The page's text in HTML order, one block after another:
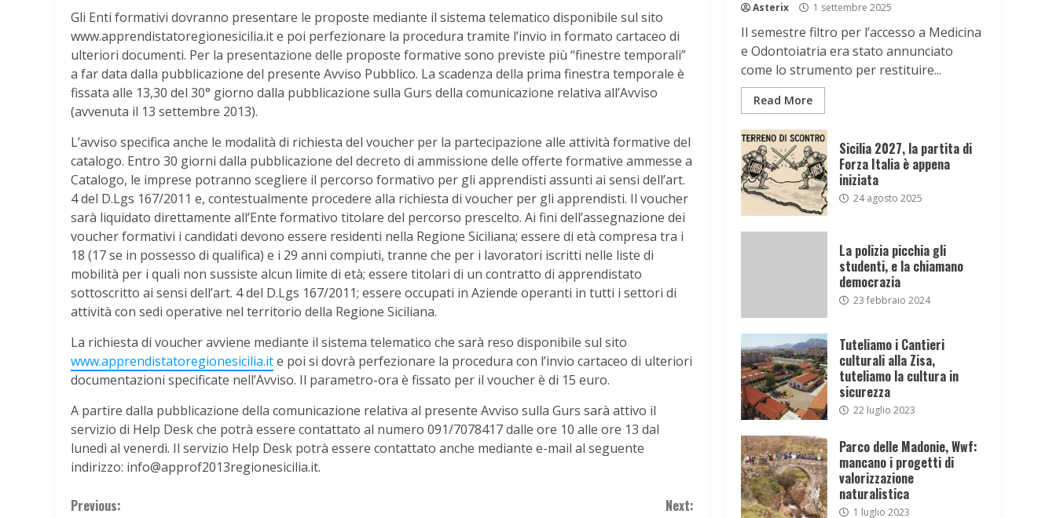
Gli Enti formativi dovranno presentare le proposte mediante il sistema telematico disponibile sul sito
www.apprendistatoregionesicilia.it e poi perfezionare la procedura tramite l’invio in formato cartaceo di
ulteriori documenti. Per la presentazione delle proposte formative sono previste più “finestre temporali”
a far data dalla pubblicazione del presente Avviso Pubblico. La scadenza della prima finestra temporale è
fissata alle 13,30 del 30° giorno dalla pubblicazione sulla Gurs della comunicazione relativa all’Avviso
(avvenuta il 13 settembre 2013).
L’avviso specifica anche le modalità di richiesta del voucher per la partecipazione alle attività formative del
catalogo. Entro 30 giorni dalla pubblicazione del decreto di ammissione delle offerte formative ammesse a
Catalogo, le imprese potranno scegliere il percorso formativo per gli apprendisti assunti ai sensi dell’art.
4 del D.Lgs 167/2011 e, contestualmente procedere alla richiesta di voucher per gli apprendisti. Il voucher
sarà liquidato direttamente all’Ente formativo titolare del percorso prescelto. Ai fini dell’assegnazione dei
voucher formativi i candidati devono essere residenti nella Regione Siciliana; essere di età compresa tra i
18 (17 se in possesso di qualifica) e i 29 anni compiuti, tranne che per i lavoratori iscritti nelle liste di
mobilità per i quali non sussiste alcun limite di età; essere titolari di un contratto di apprendistato
sottoscritto ai sensi dell’art. 4 del D.Lgs 167/2011; essere occupati in Aziende operanti in tutti i settori di
attività con sedi operative nel territorio della Regione Siciliana.
La richiesta di voucher avviene mediante il sistema telematico che sarà reso disponibile sul sito
www.apprendistatoregionesicilia.ite poi si dovrà perfezionare la procedura con l’invio cartaceo di ulteriori
documentazioni specificate nell’Avviso. Il parametro-ora è fissato per il voucher è di 15 euro.
A partire dalla pubblicazione della comunicazione relativa al presente Avviso sulla Gurs sarà attivo il
servizio di Help Desk che potrà essere contattato al numero 091/7078417 dalle ore 10 alle ore 13 dal
lunedì al venerdì. Il servizio Help Desk potrà essere contattato anche mediante e-mail al seguente
indirizzo: info@approf2013regionesicilia.it.
Continue
Previous:
Next:
Asterix 1 settembre 2025
Il semestre filtro per l’accesso a Medicina
e Odontoiatria era stato annunciato
come lo strumento per restituire...
Read More
Sicilia 2027, la partita di
Forza Italia è appena
iniziata
24 agosto 2025
La polizia picchia gli
studenti, e la chiamano
democrazia
23 febbraio 2024
Tuteliamo i Cantieri
culturali alla Zisa,
tuteliamo la cultura in
sicurezza
22 luglio 2023
Parco delle Madonie, Wwf:
mancano i progetti di
valorizzazione
naturalistica
1 luglio 2023